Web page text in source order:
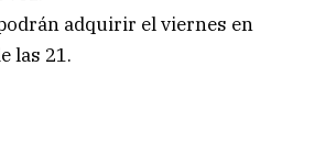
adquirir el viernes en
las 21.